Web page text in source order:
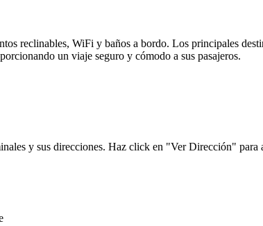
reclinables, WiFi y baños a bordo. Los principales
un viaje seguro y cómodo a sus pasajeros.
y sus direcciones. Haz click en "Ver Dirección"